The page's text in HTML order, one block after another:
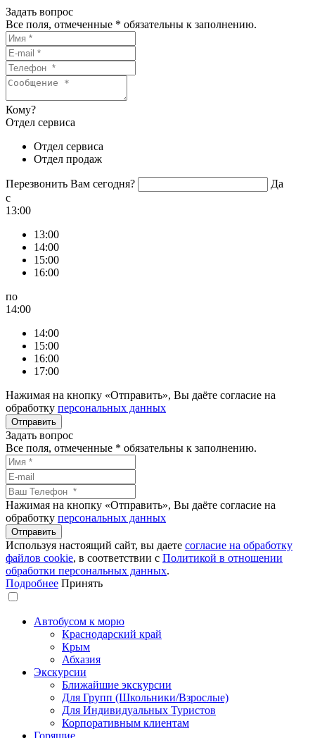
Задать вопрос
Все поля, отмеченные * обязательны к заполнению.
Кому?
Отдел сервиса
Отдел сервиса
Отдел продаж
Перезвонить Вам сегодня?
Да
c
13:00
13:00
14:00
15:00
16:00
по
14:00
14:00
15:00
16:00
17:00
Нажимая на кнопку «Отправить», Вы даёте согласие на
обработку персональных данных
Задать вопрос
Все поля, отмеченные * обязательны к заполнению.
Нажимая на кнопку «Отправить», Вы даёте согласие на
обработку персональных данных
Используя настоящий сайт, вы даете согласие на обработку
файлов сookie, в соответствии с Политикой в отношении
обработки персональных данных.
Подробнее Принять
Автобусом к морю
Краснодарский край
Крым
Абхазия
Экскурсии
Ближайшие экскурсии
Для Групп (Школьники/Взрослые)
Для Индивидуальных Туристов
Корпоративным клиентам
Горящие